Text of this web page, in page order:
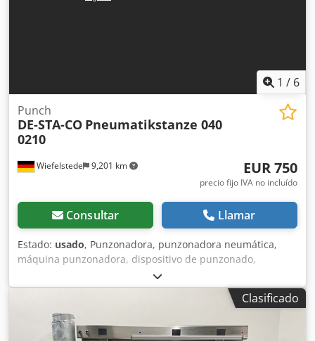
1 / 6
Wiefelstede 9,201 km
Punch
DE-STA-CO Pneumatikstanze 040
0210
EUR 750
precio fijo IVA no incluído
Consultar Llamar
Estado: usado, Punzonadora, punzonadora neumática,
máquina punzonadora, dispositivo de punzonado,
máquina perforadora, punzonadora neumática manual
Crsdpofwx Uysfx Ahkef -Fabricante: DE-STA-CO,
punzonadora neumática -Tipo: 040 0210 -Punzón
integrado: Ø 2,5 mm -Salida máxima: 25 mm -
Dimensiones: 190/200/A510 mm -Peso: 24 kg
Clasificado